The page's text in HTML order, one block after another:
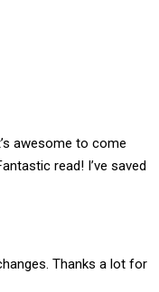
awesome to come
read! I’ve saved
Thanks a lot for